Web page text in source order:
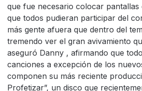
que fue necesario colocar pantallas
que todos pudieran participar del
más gente afuera que dentro del
tremendo ver el gran avivamiento
aseguró Danny , afirmando que
canciones a excepción de los
componen su más reciente
Profetizar”, un disco que